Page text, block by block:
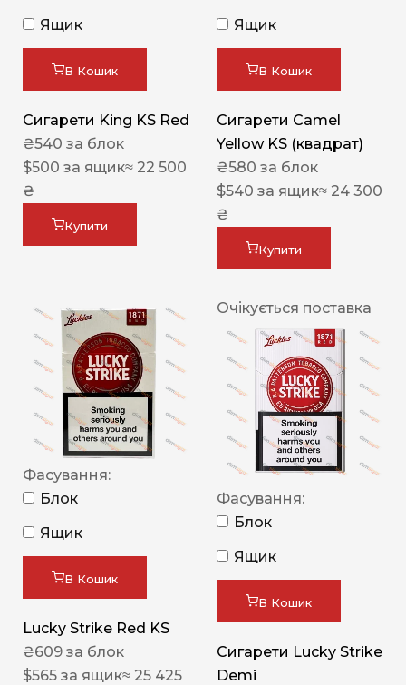
Ящик
В Кошик
Сигарети King KS Red
₴540 за блок
$500 за ящик≈ 22 500
₴
Купити
Ящик
В Кошик
Сигарети Camel
Yellow KS (квадрат)
₴580 за блок
$540 за ящик≈ 24 300
₴
Купити
Фасування:
Блок
Ящик
В Кошик
Lucky Strike Red KS
₴609 за блок
$565 за ящик≈ 25 425
Очікується поставка
Фасування:
Блок
Ящик
В Кошик
Сигарети Lucky Strike
Demi